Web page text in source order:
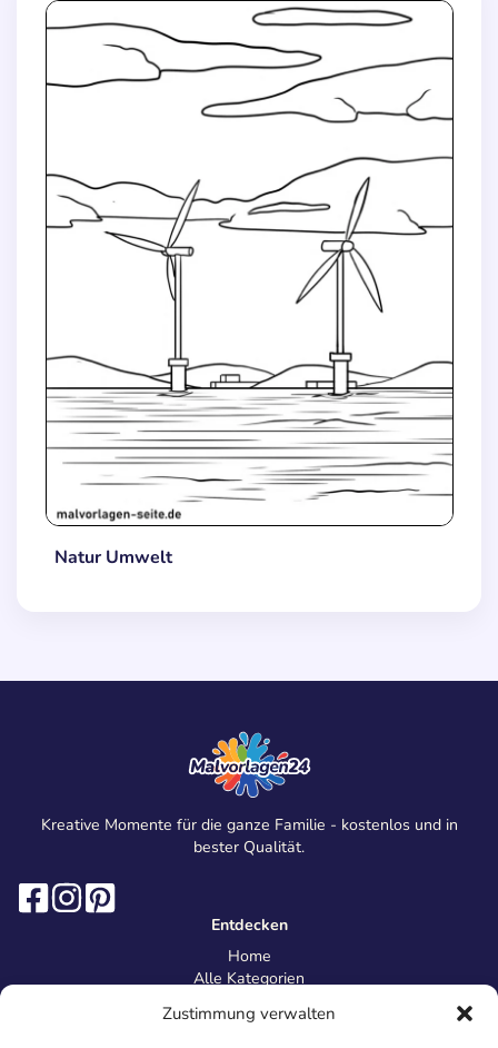
Zustimmung verwalten
Natur Umwelt
Kreative Momente für die ganze Familie - kostenlos und in
bester Qualität.
Entdecken
Home
Alle Kategorien
Information